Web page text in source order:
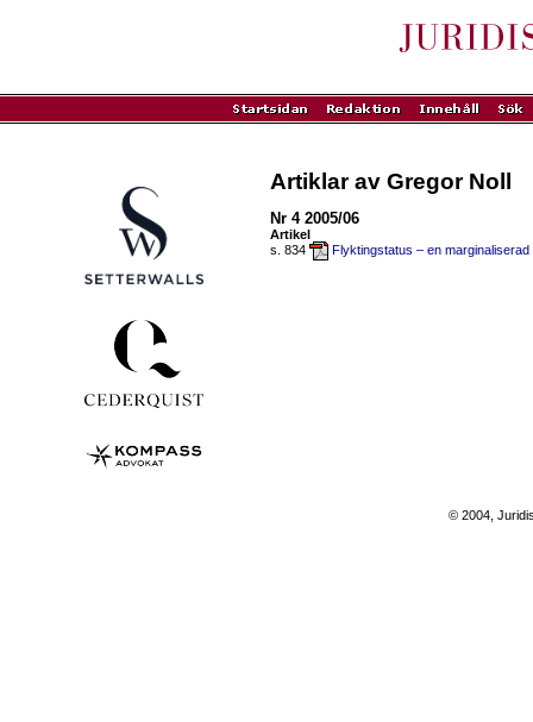
Artiklar av Gregor Noll
Nr 4 2005/06
Artikel
s. 834
Flyktingstatus – en
© 2004,